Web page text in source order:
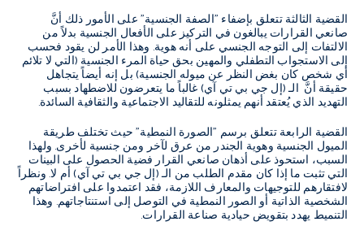
القضية الثالثة تتعلق بإضفاء "الصفة الجنسية" على الأمور ذلك أنَّ
صانعي القرارات يبالغون في التركيز على الأفعال الجنسية بدلاً من
الالتفات إلى التوجه الجنسي على أنه هوية. وهذا الأمر لن يقود فحسب
إلى الاستجواب التطفلي والمهين بحق حياة المرء الجنسية (التي لا تلائم
أي شخص كان بغض النظر عن ميوله الجنسية) بل إنه أيضاً يتجاهل
حقيقة أنَّ الـ (إل جي بي تي آي) غالباً ما يتعرضون للاضطهاد بسبب
التهديد الذي يُعتقد أنهم يمثلونه للتقاليد الاجتماعية والثقافية السائدة.
القضية الرابعة تتعلق برسم "الصورة النمطية" حيث تختلف طريقة
الميول الجنسية وهوية الجندر من عرق لآخر ومن جنسية لأخرى. ولهذا
السبب، استحوذ على أذهان صانعي القرار فضية الحصول على البينات
التي تثبت ما إذا كان مقدم الطلب من الـ (إل جي بي تي آي) أم لا. ونظراً
لافتقارهم للتوجيهات والمعارف اللازمة، فقد اعتمدوا على افتراضاتهم
الشخصية الذاتية أو الصور النمطية في التوصل إلى استنتاجاتهم. وهذا
التنميط يهدد بتقويض حيادية صناعة القرارات.